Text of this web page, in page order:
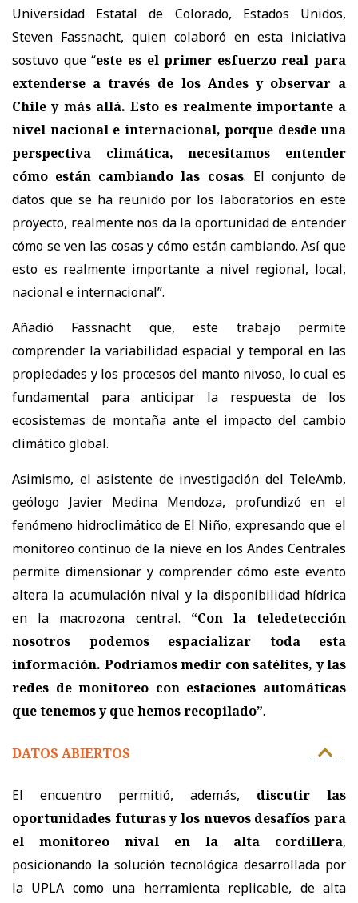
Universidad Estatal de Colorado, Estados Unidos,
Steven Fassnacht, quien colaboró en esta iniciativa
sostuvo que “este es el primer esfuerzo real para
extenderse a través de los Andes y observar a
Chile y más allá. Esto es realmente importante a
nivel nacional e internacional, porque desde una
perspectiva climática, necesitamos entender
cómo están cambiando las cosas. El conjunto de
datos que se ha reunido por los laboratorios en este
proyecto, realmente nos da la oportunidad de entender
cómo se ven las cosas y cómo están cambiando. Así que
esto es realmente importante a nivel regional, local,
nacional e internacional”.
Añadió Fassnacht que, este trabajo permite
comprender la variabilidad espacial y temporal en las
propiedades y los procesos del manto nivoso, lo cual es
fundamental para anticipar la respuesta de los
ecosistemas de montaña ante el impacto del cambio
climático global.
Asimismo, el asistente de investigación del TeleAmb,
geólogo Javier Medina Mendoza, profundizó en el
fenómeno hidroclimático de El Niño, expresando que el
monitoreo continuo de la nieve en los Andes Centrales
permite dimensionar y comprender cómo este evento
altera la acumulación nival y la disponibilidad hídrica
en la macrozona central.
“Con la teledetección
nosotros podemos espacializar toda esta
información. Podríamos medir con satélites, y las
redes de monitoreo con estaciones automáticas
que tenemos y que hemos recopilado”.
DATOS ABIERTOS
El encuentro permitió, además,
discutir las
oportunidades futuras y los nuevos desafíos para
el monitoreo nival en la alta cordillera,
posicionando la solución tecnológica desarrollada por
la UPLA como una herramienta replicable, de alta